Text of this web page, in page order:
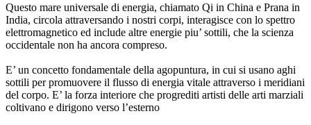
Questo mare universale di energia, chiamato Qi in China e Prana in
India, circola attraversando i nostri corpi, interagisce con lo spettro
elettromagnetico ed include altre energie piu’ sottili, che la scienza
occidentale non ha ancora compreso.
E’ un concetto fondamentale della agopuntura, in cui si usano aghi
sottili per promuovere il flusso di energia vitale attraverso i meridiani
del corpo. E’ la forza interiore che progrediti artisti delle arti marziali
coltivano e dirigono verso l’esterno